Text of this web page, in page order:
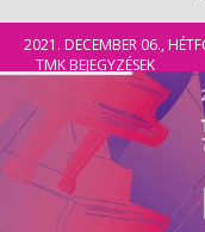
2021. DECEMBER 06.,
TMK BEJEGYZÉSEK